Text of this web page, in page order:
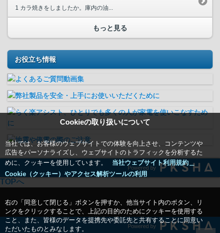
Cookieの取り扱いについて
当社では、お客様のウェブサイトでの体験を向上させ、コンテンツや
広告をパーソナライズし、ウェブサイトのトラフィックを分析するた
めに、クッキーを使用しています。
当社ウェブサイト利用規約＿
Cookie（クッキー）やアクセス解析ツールの利用
右の「同意して閉じる」ボタンを押すか、他当サイト内のボタン、リ
ンクをクリックすることで、上記の目的のためにクッキーを使用する
こと、また、皆様のデータを提携先や委託先と共有することに同意い
ただいたものとみなします。
1 カラ焼きをしましたか。庫内の油...
もっと見る
お役立ち情報
Powered by
TOPへ
Powered by